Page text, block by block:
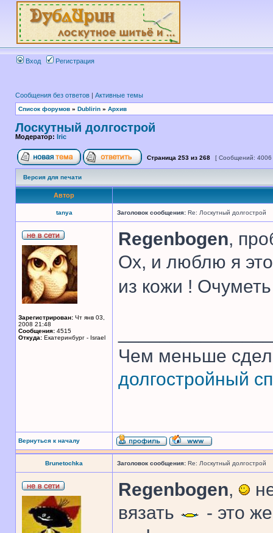
Вход Регистрация
Сообщения без ответов | Активные темы
Список форумов » Dublirin » Архив
Лоскутный долгострой
Модератор: Iric
Страница 253 из 268 [ Сообщений:
Версия для печати
Автор
tanya Заголовок сообщения: Re: Лоскутный долгострой
Зарегистрирован: Чт янв 03,
2008 21:48
Сообщения: 4515
Откуда: Екатеринбург - Israel
Regenbogen,
Ох, и люблю я
из кожи !
Чем меньше
долгостройный
Вернуться к началу
Brunetochka Заголовок сообщения: Re: Лоскутный долгострой
Regenbogen,
вязать
- это